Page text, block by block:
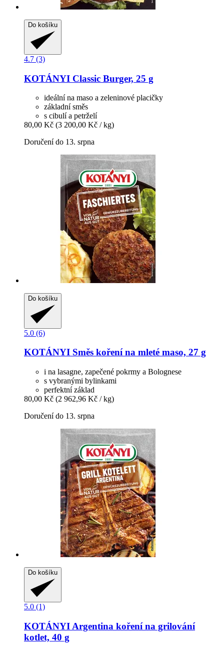
Do košíku
4.7 (3)
KOTÁNYI Classic Burger, 25 g
ideální na maso a zeleninové placičky
základní směs
s cibulí a petrželí
80,00 Kč (3 200,00 Kč / kg)
Doručení do 13. srpna
Do košíku
5.0 (6)
KOTÁNYI Směs koření na mleté maso, 27 g
i na lasagne, zapečené pokrmy a Bolognese
s vybranými bylinkami
perfektní základ
80,00 Kč (2 962,96 Kč / kg)
Doručení do 13. srpna
Do košíku
5.0 (1)
KOTÁNYI Argentina koření na grilování
kotlet, 40 g